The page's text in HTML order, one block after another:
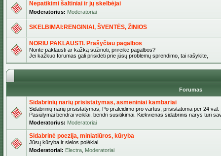
Nepatikimi šaltiniai ir jų skelbėjai
Moderatorius: Moderatoriai
SKELBIMAI:RENGINIAI, ŠVENTĖS, ŽINIOS
NORIU PAKLAUSTI. Prašyčiau pagalbos
Norite paklausti ar kažką sužinoti, prireikė pagalbos?
Jei kažkuo forumas gali prisidėti prie jūsų problemų sprendimo, tai rašykite,
Forumas
Sidabrinių narių prisistatymas, asmeniniai kambariai
Sidabrinių narių prisistatymas, Po praleidimo pro vartus, prisistatoma per 24 val.
Pasiūlymai bendrai veiklai, bendri susitikimai. Kiekvienas sidabrinis narys turi
Moderatorius: Moderatoriai
Sidabrinė poezija, miniatiūros, kūryba
Jūsų kūryba ir sielos polėkiai.
Moderatoriai: Electra Moderatoriai